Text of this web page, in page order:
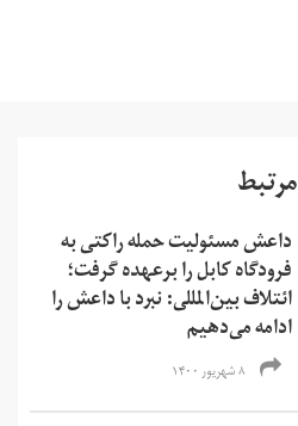
مرتبط
داعش مسئولیت حمله راکتی به
فرودگاه کابل را برعهده گرفت؛
ائتلاف بین‌المللی: نبرد با داعش را
ادامه می‌دهیم
۸ شهریور ۱۴۰۰